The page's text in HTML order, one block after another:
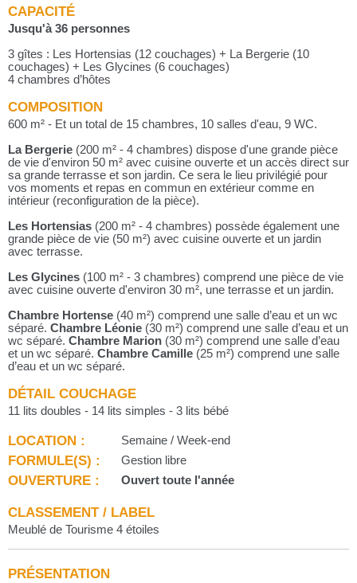
CAPACITÉ
Jusqu'à 36 personnes
3 gîtes : Les Hortensias (12 couchages) + La Bergerie (10
couchages) + Les Glycines (6 couchages)
4 chambres d’hôtes
COMPOSITION
600 m² - Et un total de 15 chambres, 10 salles d'eau, 9 WC.
La Bergerie (200 m² - 4 chambres) dispose d'une grande pièce
de vie d'environ 50 m² avec cuisine ouverte et un accès direct sur
sa grande terrasse et son jardin. Ce sera le lieu privilégié pour
vos moments et repas en commun en extérieur comme en
intérieur (reconfiguration de la pièce).
Les Hortensias (200 m² - 4 chambres) possède également une
grande pièce de vie (50 m²) avec cuisine ouverte et un jardin
avec terrasse.
Les Glycines (100 m² - 3 chambres) comprend une pièce de vie
avec cuisine ouverte d'environ 30 m², une terrasse et un jardin.
Chambre Hortense (40 m²) comprend une salle d’eau et un wc
séparé. Chambre Léonie (30 m²) comprend une salle d’eau et un
wc séparé. Chambre Marion (30 m²) comprend une salle d’eau
et un wc séparé. Chambre Camille (25 m²) comprend une salle
d’eau et un wc séparé.
DÉTAIL COUCHAGE
11 lits doubles - 14 lits simples - 3 lits bébé
LOCATION : Semaine / Week-end
FORMULE(S) : Gestion libre
OUVERTURE : Ouvert toute l'année
CLASSEMENT / LABEL
Meublé de Tourisme 4 étoiles
PRÉSENTATION